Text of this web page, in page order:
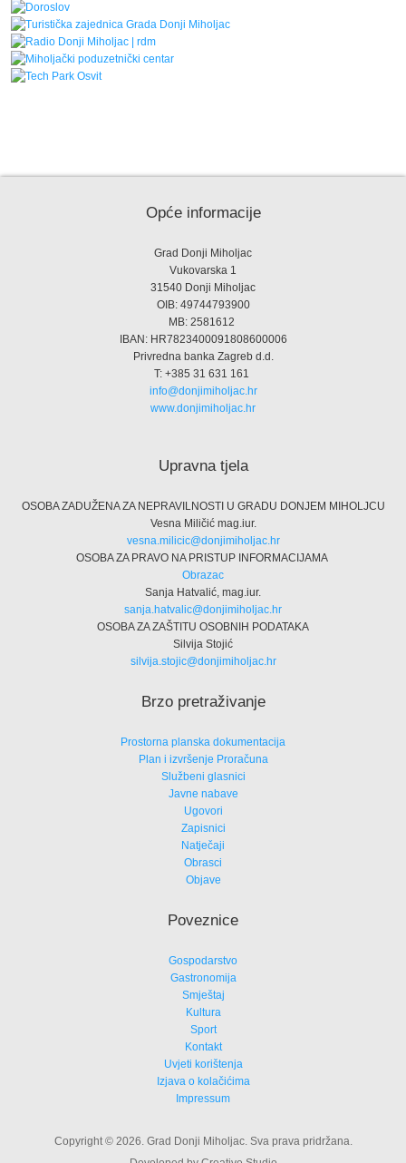
Opće informacije
Grad Donji Miholjac
Vukovarska 1
31540 Donji Miholjac
OIB: 49744793900
MB: 2581612
IBAN: HR7823400091808600006
Privredna banka Zagreb d.d.
T: +385 31 631 161
info@donjimiholjac.hr
www.donjimiholjac.hr
Upravna tjela
OSOBA ZADUŽENA ZA NEPRAVILNOSTI U GRADU DONJEM MIHOLJCU
Vesna Miličić mag.iur.
vesna.milicic@donjimiholjac.hr
OSOBA ZA PRAVO NA PRISTUP INFORMACIJAMA
Obrazac
Sanja Hatvalić, mag.iur.
sanja.hatvalic@donjimiholjac.hr
OSOBA ZA ZAŠTITU OSOBNIH PODATAKA
Silvija Stojić
silvija.stojic@donjimiholjac.hr
Brzo pretraživanje
Prostorna planska dokumentacija
Plan i izvršenje Proračuna
Službeni glasnici
Javne nabave
Ugovori
Zapisnici
Natječaji
Obrasci
Objave
Poveznice
Gospodarstvo
Gastronomija
Smještaj
Kultura
Sport
Kontakt
Uvjeti korištenja
Izjava o kolačićima
Impressum
Copyright © 2026. Grad Donji Miholjac. Sva prava pridržana.